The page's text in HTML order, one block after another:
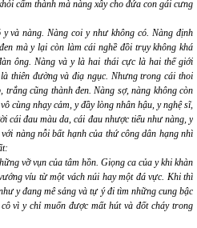
cấm thành mà nàng xây cho đứa con gái cưng
và nàng. Nàng coi y như không có. Nàng định
mà y lại còn làm cái nghề đồi trụy không khá
ông. Nàng và y là hai thái cực là hai thế giới
thiên đường và điạ ngục. Nhưng trong cái thoi
cũng thành đen. Nàng sợ, nàng không còn
cùng nhạy cảm, y đầy lòng nhân hậu, y nghệ sĩ,
cái đau màu da, cái đau nhược tiểu như nàng, y
nàng nỗi bất hạnh của thứ công dân hạng nhì
vỡ vụn của tâm hồn. Giọng ca của y khi khàn
víu từ một vách núi hay một đá vực. Khi thì
y đang mê sảng và tự ý đi tìm những cung bậc
vì y chỉ muốn được mất hút và đốt cháy trong